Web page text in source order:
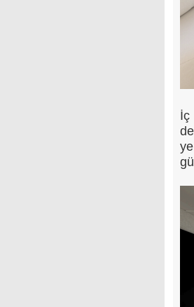
İç